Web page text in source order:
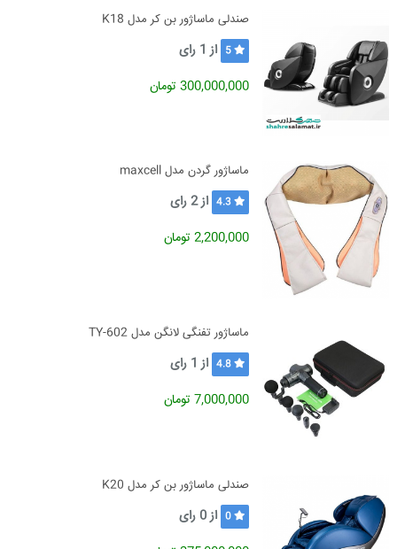
صندلی ماساژور بن کر مدل K18
5 از 1 رای
300,000,000 تومان
ماساژور گردن مدل maxcell
4.3 از2رای
2,200,000 تومان
ماساژور تفنگی لانگن مدل TY-602
4.8 از 1 رای
7,000,000 تومان
صندلی ماساژور بن کر مدل K20
0 از0 رای